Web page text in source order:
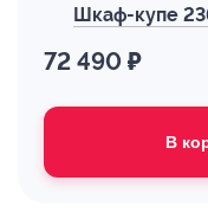
Шкаф-купе
72 490 ₽
В